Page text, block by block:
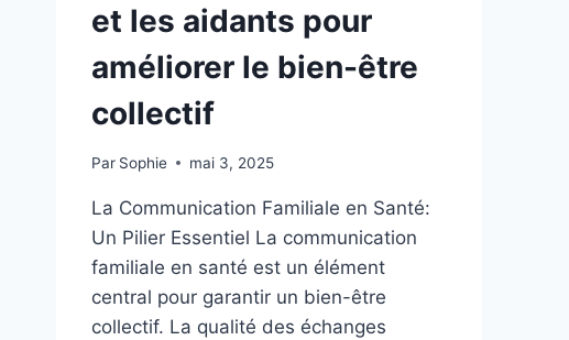
et les aidants pour
améliorer le bien-être
collectif
Par Sophie mai 3, 2025
La Communication Familiale en Santé:
Un Pilier Essentiel La communication
familiale en santé est un élément
central pour garantir un bien-être
collectif. La qualité des échanges